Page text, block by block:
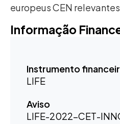
europeus CEN
Informação
Instrumento
LIFE
Aviso
LIFE-2022-CET-